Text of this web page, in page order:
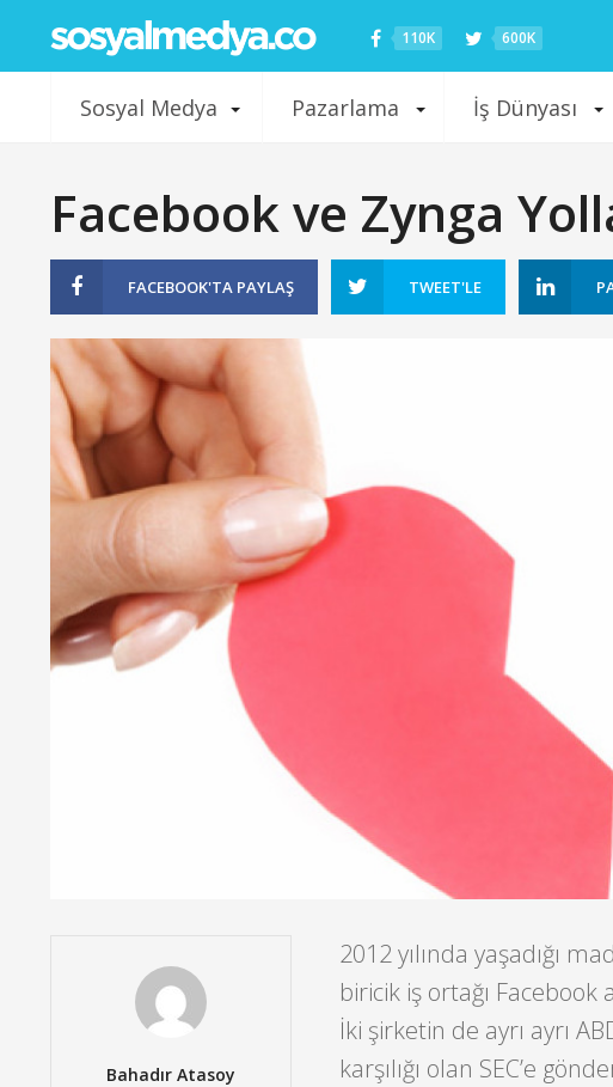
110K 600K
Sosyal Medya Pazarlama İş Dünyası
Facebook ve Zynga
FACEBOOK'TA PAYLAŞ TWEET'LE
Bahadır Atasoy
2012 yılında yaşadığı
biricik iş ortağı Facebook
İki şirketin de ayrı ayrı
karşılığı olan SEC’e